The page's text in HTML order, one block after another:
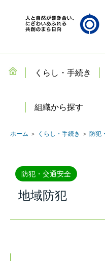
くらし・手続き
組織から探す
ホーム ＞ くらし・手続き ＞ 防犯
防犯・交通安全
地域防犯